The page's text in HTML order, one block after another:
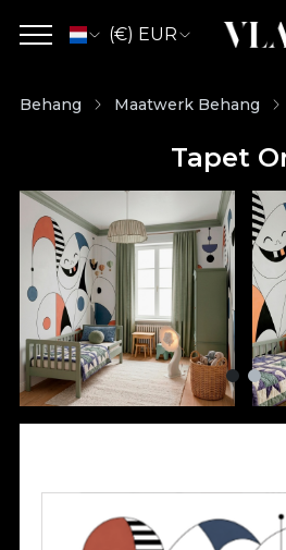
(€) EUR
Behang Maatwerk Behang
Tapet